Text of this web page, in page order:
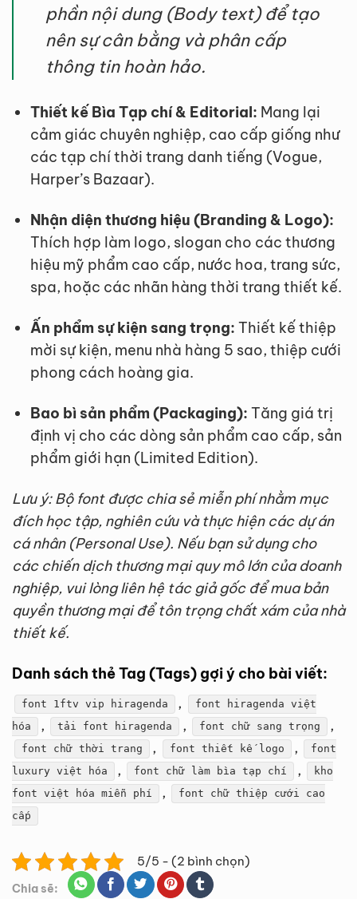
phần nội dung (Body text) để tạo
nên sự cân bằng và phân cấp
thông tin hoàn hảo.
Thiết kế Bìa Tạp chí & Editorial: Mang lại
cảm giác chuyên nghiệp, cao cấp giống như
các tạp chí thời trang danh tiếng (Vogue,
Harper’s Bazaar).
Nhận diện thương hiệu (Branding & Logo):
Thích hợp làm logo, slogan cho các thương
hiệu mỹ phẩm cao cấp, nước hoa, trang sức,
spa, hoặc các nhãn hàng thời trang thiết kế.
Ấn phẩm sự kiện sang trọng: Thiết kế thiệp
mời sự kiện, menu nhà hàng 5 sao, thiệp cưới
phong cách hoàng gia.
Bao bì sản phẩm (Packaging): Tăng giá trị
định vị cho các dòng sản phẩm cao cấp, sản
phẩm giới hạn (Limited Edition).
Lưu ý: Bộ font được chia sẻ miễn phí nhằm mục
đích học tập, nghiên cứu và thực hiện các dự án
cá nhân (Personal Use). Nếu bạn sử dụng cho
các chiến dịch thương mại quy mô lớn của doanh
nghiệp, vui lòng liên hệ tác giả gốc để mua bản
quyền thương mại để tôn trọng chất xám của nhà
thiết kế.
Danh sách thẻ Tag (Tags) gợi ý cho bài viết:
font 1ftv vip hiragenda ,
font hiragenda việt
hóa
, tải font hiragenda , font chữ sang trọng ,
font chữ thời trang , font thiết kế logo ,
font
luxury việt hóa
, font chữ làm bìa tạp chí ,
kho
font việt hóa miễn phí
,
font chữ thiệp cưới cao
cấp
5/5 - (2 bình chọn)
Chia sẽ: